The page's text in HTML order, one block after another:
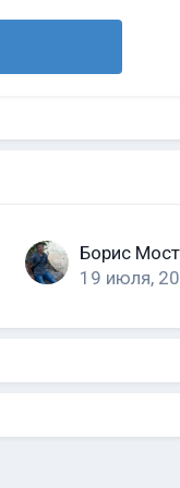
Борис
19 июля,